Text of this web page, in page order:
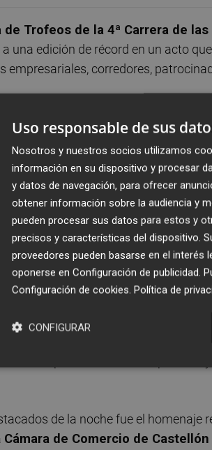
de Trofeos de la 4ª Carrera de
una edición de récord en un acto
empresariales, corredores,
un total de
de la prueba, correspondientes
participación y los resultados
de la provincia.
Trimodos, contó con la
Pilar Martínez y
de Saul Brand, quienes fueron
de las diferentes categorías,
colaboradoras y
Carrera de las Empresas Cámara
especial a todos los sponsors
de la noche fue el homenaje
Cámara de Comercio de Castellón
Uso responsable de sus
Nosotros y nuestros socios utilizamos
información en su dispositivo y procesar
y datos de navegación, para ofrecer
obtener información sobre la audiencia y
pueden procesar sus datos para estos y
precisos y características del dispositivo.
proveedores pueden basarse en el interés
oponerse en Configuración de publicidad.
Configuración de cookies. Política de
CONFIGURAR